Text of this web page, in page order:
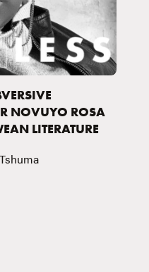
NOVUYO ROSA
LITERATURE